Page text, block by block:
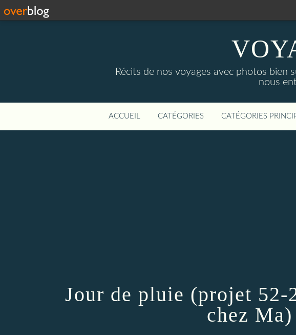
Récits de nos voyages avec photos bien
nous
ACCUEIL CATÉGORIES CATÉGORIES
Jour de pluie (projet 52-
chez Ma)